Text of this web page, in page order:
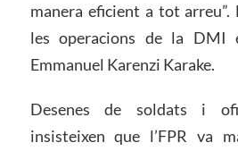
manera eficient a tot arreu”.
les operacions de la DMI
Emmanuel Karenzi Karake.
Desenes de soldats i
insisteixen que l’FPR va